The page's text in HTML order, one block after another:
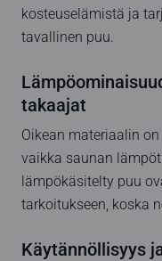
kosteuselämistä ja
tavallinen puu.
takaajat
Oikean materiaalin
vaikka saunan
lämpökäsitelty puu
tarkoitukseen, koska
Käytännöllisyys